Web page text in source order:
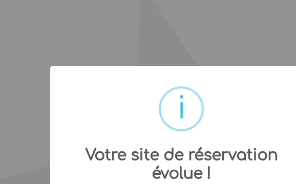
Votre site de réservation
évolue !